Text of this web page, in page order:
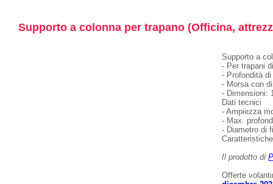
Supporto a colonna per trapano (Officina,
Supporto a
- Per trapani
- Profondità
- Morsa con
- Dimensioni:
Dati tecnici
- Ampiezza
- Max.
- Diametro di
Caratteristiche
Il prodotto di
Offerte